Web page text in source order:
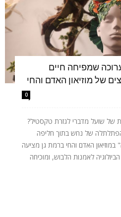
שמפיחה חיים
של מוזיאון האדם והחי
0
של שועל מדברי לגזרת טקסטיל?
של נחש בתוך חליפה
האדם והחי ברמת גן מציעה
הביולוגיה לאמנות הלבוש, ומוכיחה